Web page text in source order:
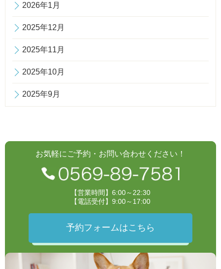
2026年1月
2025年12月
2025年11月
2025年10月
2025年9月
お気軽にご予約・お問い合わせください！
【営業時間】6:00～22:30
【電話受付】9:00～17:00
予約フォームはこちら